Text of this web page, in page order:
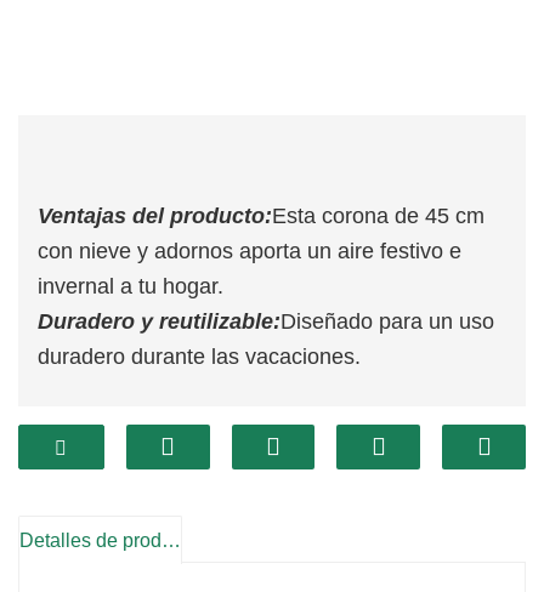
Ventajas del producto:Esta corona de 45 cm
con nieve y adornos aporta un aire festivo e
invernal a tu hogar.
Duradero y reutilizable:Diseñado para un uso
duradero durante las vacaciones.
Detalles de producto